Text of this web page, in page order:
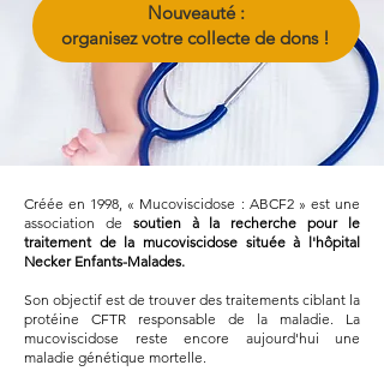
Nouveauté :
organisez votre collecte de dons !
Créée en 1998, « Mucoviscidose : ABCF2 » est une
association de soutien à la recherche
pour le
traitement de la mucoviscidose située à l'hôpital
Necker Enfants-Malades.
Son objectif est de trouver des traitements ciblant la
protéine CFTR responsable de la maladie. La
mucoviscidose reste encore aujourd'hui une
maladie génétique mortelle.